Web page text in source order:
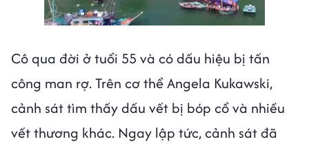
Next video in 2 Cancel
Cô qua đời ở tuổi 55 và có dấu hiệu bị tấn
công man rợ. Trên cơ thể Angela Kukawski,
cảnh sát tìm thấy dấu vết bị bóp cổ và nhiều
vết thương khác. Ngay lập tức, cảnh sát đã